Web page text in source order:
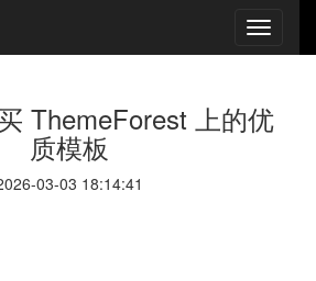
ThemeForest 上的优
质模板
03-03 18:14:41